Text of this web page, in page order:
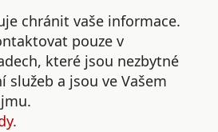
chránit vaše informace.
pouze v
které jsou nezbytné
služeb a jsou ve Vašem